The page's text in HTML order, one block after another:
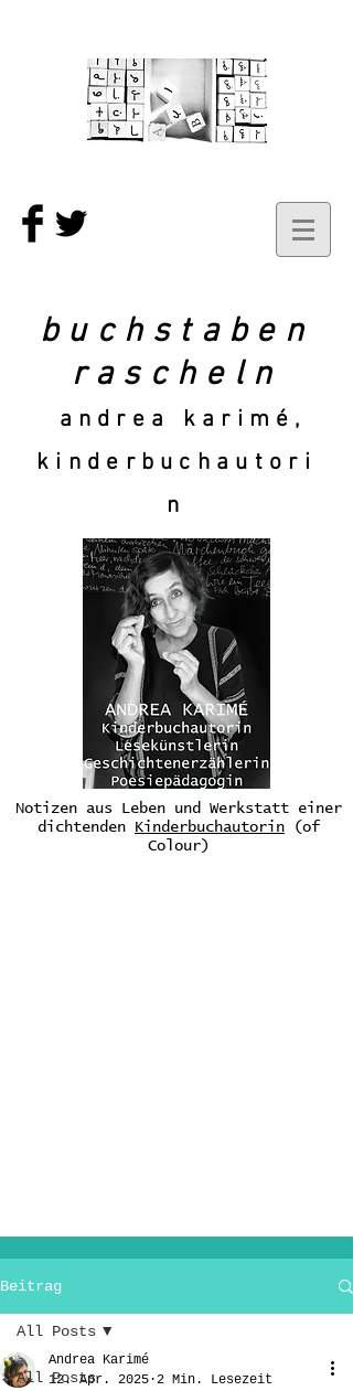
buchstaben
rascheln
andrea karimé,
kinderbuchautori
n
Notizen aus Leben und Werkstatt einer
dichtenden
Kinderbuchautorin (of
Colour)
Beitrag
All Posts
All Posts
Andrea Karimé
12. Apr. 2025 2 Min. Lesezeit